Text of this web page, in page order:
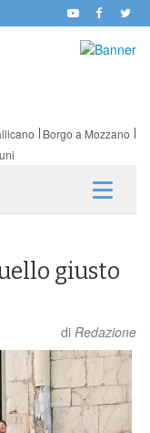
Borgo a Mozzano
giusto
di Redazione